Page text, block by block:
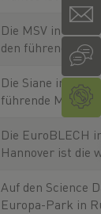
Fachmesse für
Technologien,
Automatisierung
Westen
Die MSV in Brno
den führenden
Industriemessen
Mitteleuropa
Unternehmen,
Anwender
sich mit
Die Siane in
führende Messe
Industrie im
Frankreichs und
Unternehmen,
Die EuroBLECH
Hannover ist die
Die Branche
Auf den Science
Europa-Park in